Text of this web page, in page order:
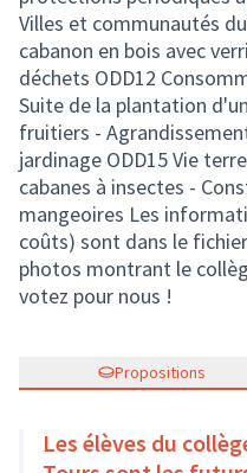
Villes et communautés
cabanon en bois avec
déchets ODD12
Suite de la plantation
fruitiers -
jardinage ODD15 Vie
cabanes à insectes -
mangeoires Les
coûts) sont dans le
photos montrant le
votez pour nous !
Propositions
Les élèves du